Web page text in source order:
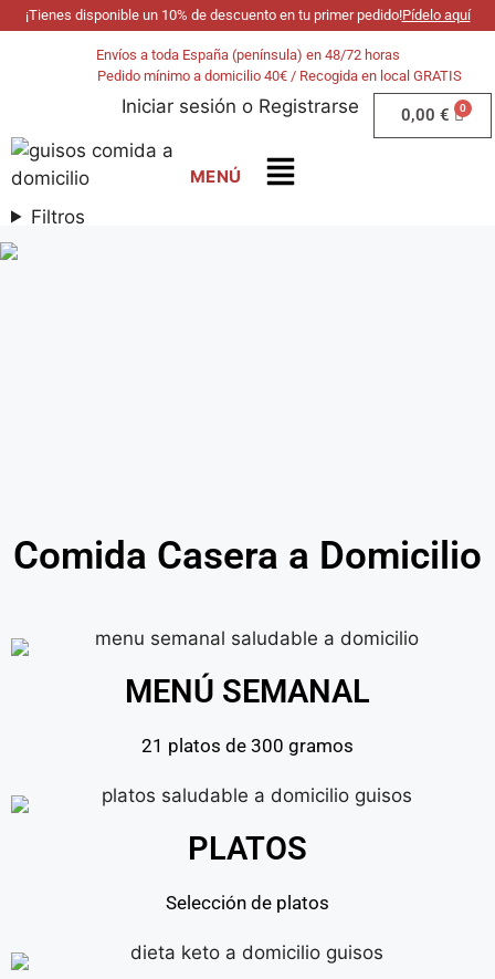
¡Tienes disponible un 10% de descuento en tu primer pedido!Pídelo aquí
Envíos a toda España (península) en 48/72 horas
Pedido mínimo a domicilio 40€ / Recogida en local GRATIS
Iniciar sesión o Registrarse 0,00 €
Filtros
Comida Casera a Domicilio
MENÚ SEMANAL
21 platos de 300 gramos
PLATOS
Selección de platos